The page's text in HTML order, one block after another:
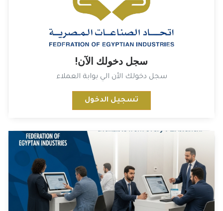
سجل دخولك الآن!
سجل دخولك الأن الي بوابة العملاء
تسجيل الدخول